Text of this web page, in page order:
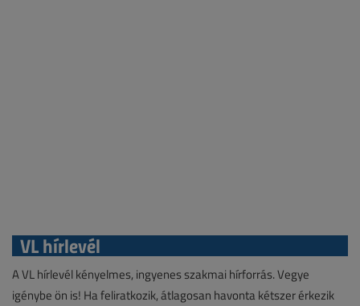
VL hírlevél
A VL hírlevél kényelmes, ingyenes szakmai hírforrás. Vegye
igénybe ön is! Ha feliratkozik, átlagosan havonta kétszer érkezik